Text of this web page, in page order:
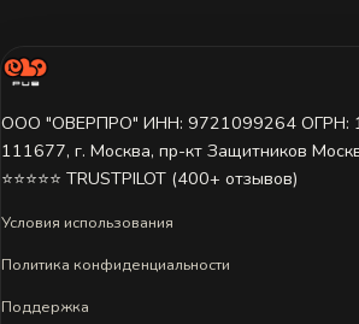
ООО "ОВЕРПРО" ИНН: 9721099264 ОГРН:
111677, г. Москва, пр-кт Защитников
⭐⭐⭐⭐⭐ TRUSTPILOT (400+ отзывов)
Условия использования
Политика конфиденциальности
Поддержка